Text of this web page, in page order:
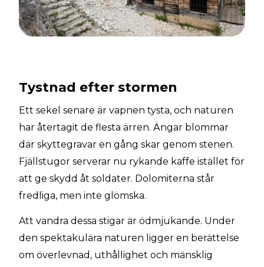
Tystnad efter stormen
Ett sekel senare är vapnen tysta, och naturen
har återtagit de flesta ärren. Ängar blommar
där skyttegravar en gång skar genom stenen.
Fjällstugor serverar nu rykande kaffe istället för
att ge skydd åt soldater. Dolomiterna står
fredliga, men inte glömska.
Att vandra dessa stigar är ödmjukande. Under
den spektakulära naturen ligger en berättelse
om överlevnad, uthållighet och mänsklig